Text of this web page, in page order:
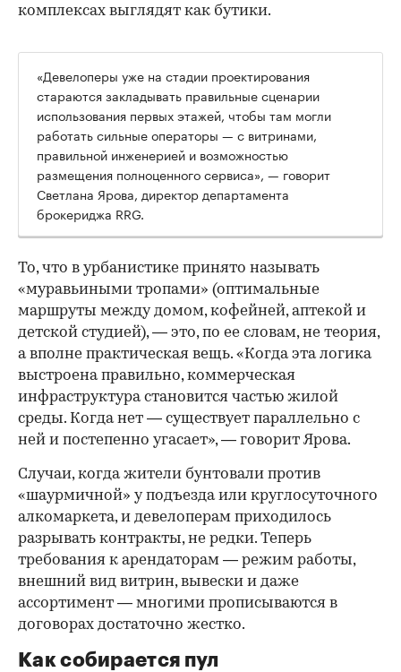
комплексах выглядят как бутики.
00:00
«Девелоперы уже на стадии проектирования
стараются закладывать правильные сценарии
использования первых этажей, чтобы там могли
работать сильные операторы — с витринами,
правильной инженерией и возможностью
размещения полноценного сервиса», — говорит
Светлана Ярова, директор департамента
брокериджа RRG.
То, что в урбанистике принято называть
«муравьиными тропами» (оптимальные
маршруты между домом, кофейней, аптекой и
детской студией), — это, по ее словам, не теория,
а вполне практическая вещь. «Когда эта логика
выстроена правильно, коммерческая
инфраструктура становится частью жилой
среды. Когда нет — существует параллельно с
ней и постепенно угасает», — говорит Ярова.
Случаи, когда жители бунтовали против
«шаурмичной» у подъезда или круглосуточного
алкомаркета, и девелоперам приходилось
разрывать контракты, не редки. Теперь
требования к арендаторам — режим работы,
внешний вид витрин, вывески и даже
ассортимент — многими прописываются в
договорах достаточно жестко.
Как собирается пул